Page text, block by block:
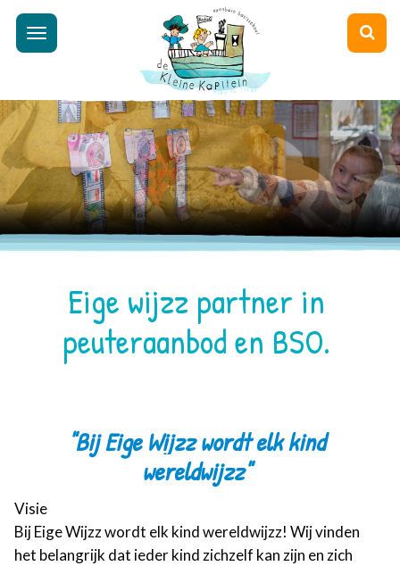
Toggle
Eige wijzz partner in
peuteraanbod en BSO.
"Bij Eige Wijzz wordt elk kind
wereldwijzz"
Visie
Bij Eige Wijzz wordt elk kind wereldwijzz! Wij vinden
het belangrijk dat ieder kind zichzelf kan zijn en zich